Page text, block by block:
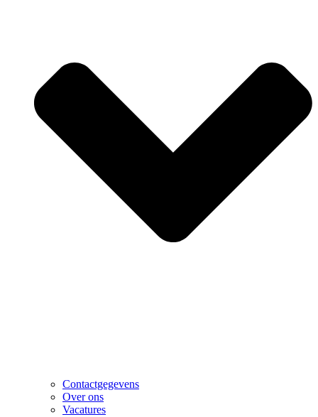
Contactgegevens
Over ons
Vacatures